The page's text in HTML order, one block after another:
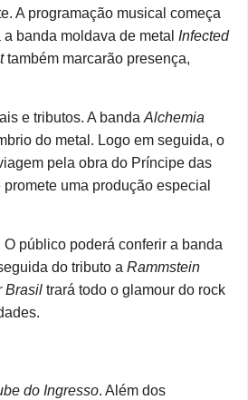
A programação musical começa
a banda moldava de metal Infected
também marcarão presença,
e tributos. A banda Alchemia
do metal. Logo em seguida, o
pela obra do Príncipe das
promete uma produção especial
público poderá conferir a banda
do tributo a Rammstein
Brasil trará todo o glamour do rock
do Ingresso. Além dos